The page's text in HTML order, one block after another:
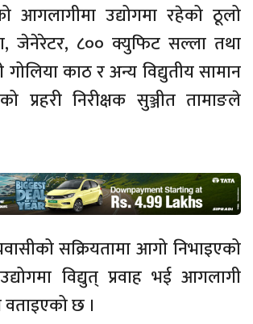
आगलागीमा उद्योगमा रहेको ठूलो
जेनेरेटर, ८०० क्युफिट सल्ला तथा
गोलिया काठ र अन्य विद्युतीय सामान
प्रहरी निरीक्षक सुञ्जीत तामाङले
सक्रियतामा आगो निभाइएको
विद्युत् प्रवाह भई आगलागी
छ ।